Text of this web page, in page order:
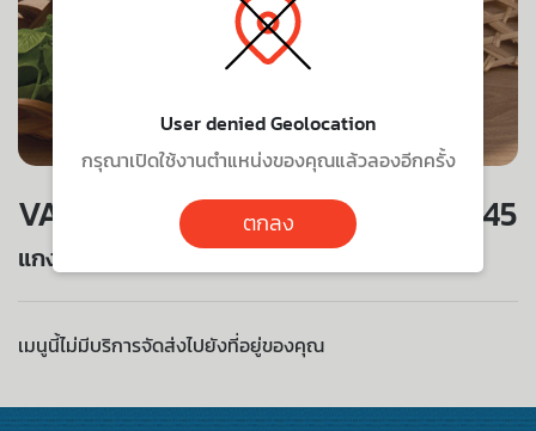
VALUE SET 145
แกงผักหวาน
เมนูนี้ไม่มีบริการจัดส่งไปยังที่อยู่ของคุณ
User denied Geolocation
กรุณาเปิดใช้งานตำแหน่งของคุณแล้วลองอีกครั้ง
ตกลง